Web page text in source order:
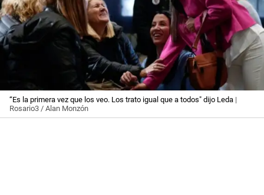
“Es la primera vez que los veo. Los trato igual que a todos" dijo Leda |
Rosario3 / Alan Monzón